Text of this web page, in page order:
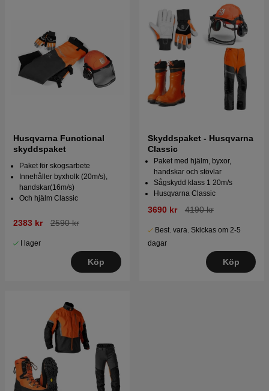
Husqvarna Functional
skyddspaket
Paket för skogsarbete
Innehåller byxholk (20m/s),
handskar(16m/s)
Och hjälm Classic
2383 kr 2590 kr
I lager
Köp
Skyddspaket - Husqvarna
Classic
Paket med hjälm, byxor,
handskar och stövlar
Sågskydd klass 1 20m/s
Husqvarna Classic
3690 kr 4190 kr
Best. vara. Skickas om 2-5
dagar
Köp